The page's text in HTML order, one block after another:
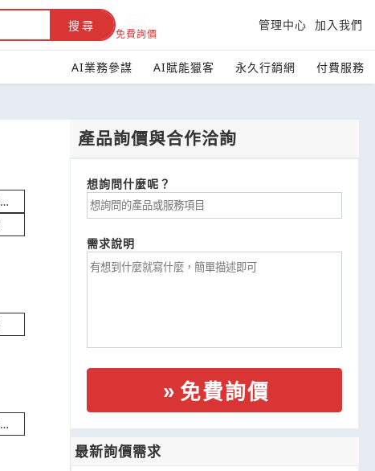
搜尋
免費詢價
管理中心 加入我們
AI業務參謀 AI賦能獵客 永久行銷網 付費服務
通信網路設備
水風電熱能源
產品詢價與合作洽詢
想詢問什麼呢？
需求說明
免費詢價
最新詢價需求